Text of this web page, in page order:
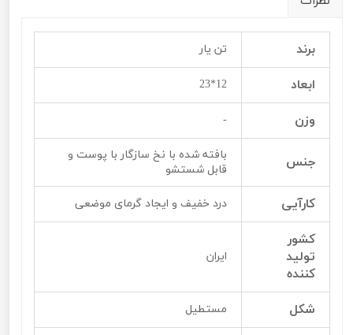
برند تن یار
ابعاد 12*23
وزن -
جنس
بافته شده با نخ سازگار با پوست و
قابل شستشو
کارآیی درد خفیف و ایجاد گرمای موضعی
کشور
تولید
کننده
ایران
شکل مستطیل